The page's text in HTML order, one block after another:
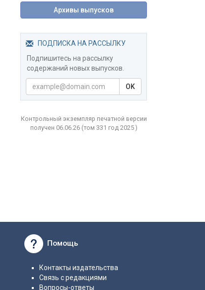
Архивы выпусков
ПОДПИСКА НА РАССЫЛКУ
Подпишитесь на рассылку
содержаний новых выпусков.
OK
Контрольный экземпляр печатной версии
получен 06.06.26 (том 331 год 2025 )
Помощь
Контакты издательства
Связь с редакциями
Вопросы-ответы